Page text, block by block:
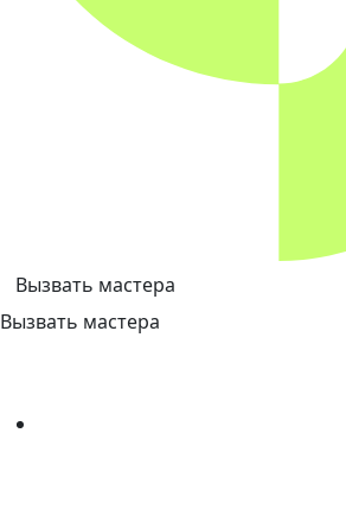
Вызвать мастера
Вызвать мастера